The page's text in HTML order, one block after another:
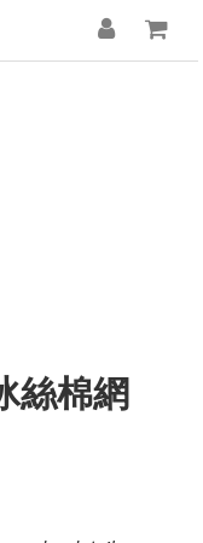
絲棉網